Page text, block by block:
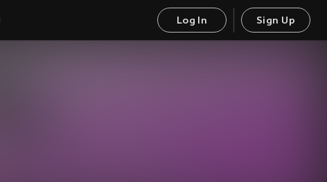
Log In Sign Up